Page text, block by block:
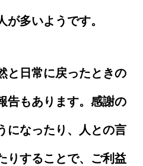
が多いようです。
と日常に戻ったときの
告もあります。感謝の
になったり、人との言
りすることで、ご利益